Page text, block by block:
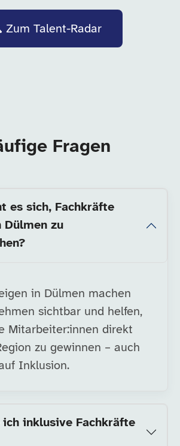
Zum Talent-Radar
Fragen
es sich, Fachkräfte
Dülmen zu
in Dülmen machen
sichtbar und helfen,
Mitarbeiter:innen direkt
zu gewinnen – auch
Inklusion.
ich inklusive Fachkräfte